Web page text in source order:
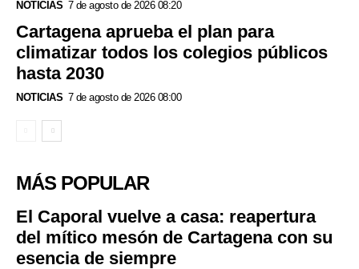
NOTICIAS 7 de agosto de 2026 08:20
Cartagena aprueba el plan para
climatizar todos los colegios públicos
hasta 2030
NOTICIAS 7 de agosto de 2026 08:00
MÁS POPULAR
El Caporal vuelve a casa: reapertura
del mítico mesón de Cartagena con su
esencia de siempre